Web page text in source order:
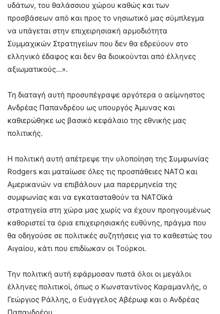
υδάτων, του θαλάσσιου χώρου καθώς και των
προσβάσεων από και προς το νησιωτικό μας σύμπλεγμα
να υπάγεται στην επιχειρησιακή αρμοδιότητα
Συμμαχικών Στρατηγείων που δεν θα εδρεύουν στο
ελληνικό έδαφος και δεν θα διοικούνται από έλληνες
αξιωματικούς…».
Τη διαταγή αυτή προσυπέγραψε αργότερα ο αείμνηστος
Ανδρέας Παπανδρέου ως υπουργός Άμυνας και
καθιερώθηκε ως βασικό κεφάλαιο της εθνικής μας
πολιτικής.
Η πολιτική αυτή απέτρεψε την υλοποίηση της Συμφωνίας
Rodgers και ματαίωσε όλες τις προσπάθειες ΝΑΤΟ και
Αμερικανών να επιβάλουν μια παρερμηνεία της
συμφωνίας και να εγκατασταθούν τα ΝΑΤΟϊκά
στρατηγεία στη χώρα μας χωρίς να έχουν προηγουμένως
καθοριστεί τα όρια επιχειρησιακής ευθύνης, πράγμα που
θα οδηγούσε σε πολιτικές συζητήσεις για το καθεστώς του
Αιγαίου, κάτι που επιδίωκαν οι Τούρκοι.
Την πολιτική αυτή εφάρμοσαν πιστά όλοι οι μεγάλοι
έλληνες πολιτικοί, όπως ο Κωνσταντίνος Καραμανλής, ο
Γεώργιος Ράλλης, ο Ευάγγελος Αβέρωφ και ο Ανδρέας